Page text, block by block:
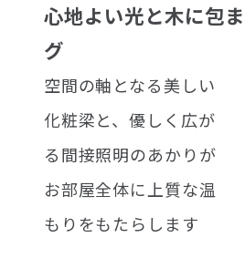
心地よい光と木に包ま
グ
空間の軸となる美しい
化粧梁と、優しく広が
る間接照明のあかりが
お部屋全体に上質な温
もりをもたらします